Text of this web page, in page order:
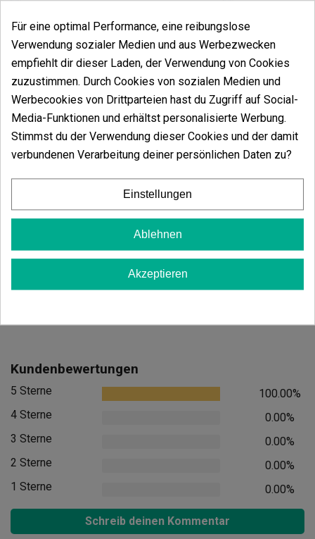
Schwarze Metallablage Black Premium GB
(3)
44,90 €
In den Warenkorb
(3)
15,90 €
Kundenbewertungen
5 Sterne
100.00%
4 Sterne
0.00%
3 Sterne
0.00%
2 Sterne
0.00%
1 Sterne
0.00%
Schreib deinen Kommentar
Für eine optimal Performance, eine reibungslose
Verwendung sozialer Medien und aus Werbezwecken
empfiehlt dir dieser Laden, der Verwendung von Cookies
zuzustimmen. Durch Cookies von sozialen Medien und
Werbecookies von Drittparteien hast du Zugriff auf Social-
Media-Funktionen und erhältst personalisierte Werbung.
Stimmst du der Verwendung dieser Cookies und der damit
verbundenen Verarbeitung deiner persönlichen Daten zu?
Einstellungen
Ablehnen
Akzeptieren